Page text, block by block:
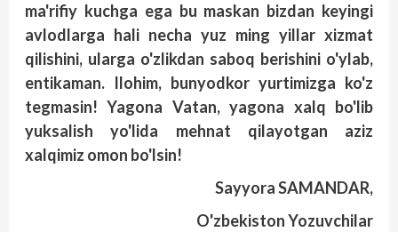
ma'rifiy kuchga ega bu maskan bizdan keyingi
avlodlarga hali necha yuz ming yillar xizmat
qilishini, ularga o'zlikdan saboq berishini o'ylab,
entikaman. Ilohim, bunyodkor yurtimizga ko'z
tegmasin! Yagona Vatan, yagona xalq bo'lib
yuksalish yo'lida mehnat qilayotgan aziz
xalqimiz omon bo'lsin!
Sayyora SAMANDAR,
O'zbekiston Yozuvchilar